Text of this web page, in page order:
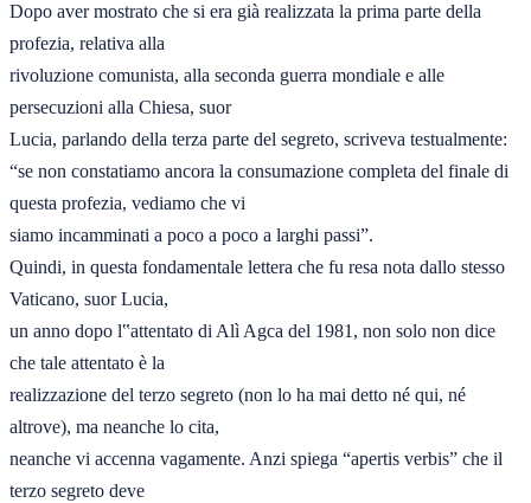
Dopo aver mostrato che si era già realizzata la prima parte della
profezia, relativa alla
rivoluzione comunista, alla seconda guerra mondiale e alle
persecuzioni alla Chiesa, suor
Lucia, parlando della terza parte del segreto, scriveva testualmente:
“se non constatiamo ancora la consumazione completa del finale di
questa profezia, vediamo che vi
siamo incamminati a poco a poco a larghi passi”.
Quindi, in questa fondamentale lettera che fu resa nota dallo stesso
Vaticano, suor Lucia,
un anno dopo l‟attentato di Alì Agca del 1981, non solo non dice
che tale attentato è la
realizzazione del terzo segreto (non lo ha mai detto né qui, né
altrove), ma neanche lo cita,
neanche vi accenna vagamente. Anzi spiega “apertis verbis” che il
terzo segreto deve